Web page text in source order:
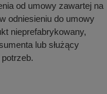
od umowy zawartej na
odniesieniu do umowy
nieprefabrykowany,
lub służący